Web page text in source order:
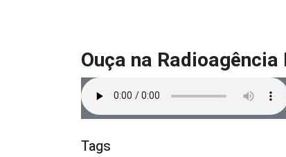
Ouça na
Tags